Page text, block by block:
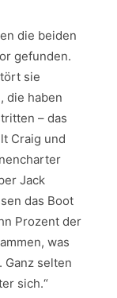
die beiden
gefunden.
sie
die haben
– das
Craig und
Jack
das Boot
Prozent der
was
Ganz selten
sich.“